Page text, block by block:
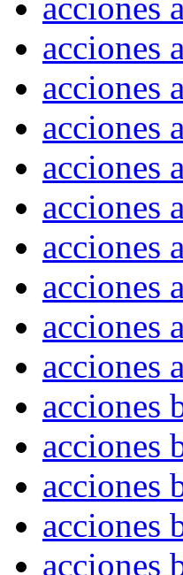
acciones
acciones
acciones
acciones
acciones
acciones
acciones
acciones
acciones
acciones
acciones
acciones
acciones
acciones